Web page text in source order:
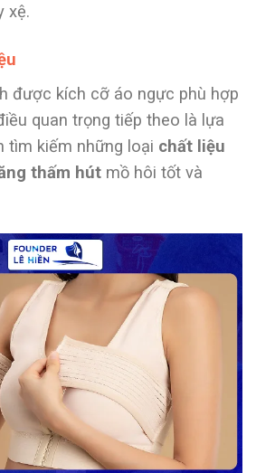
xệ.
được kích cỡ áo ngực phù hợp
quan trọng tiếp theo là lựa
tìm kiếm những loại chất liệu
thấm hút mồ hôi tốt và